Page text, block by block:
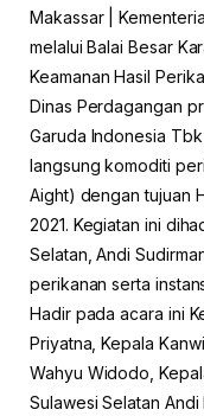
Makassar |
melalui Balai Besar
Keamanan Hasil
Dinas Perdagangan
Garuda Indonesia
langsung komoditi
Aight) dengan tujuan
2021. Kegiatan ini
Selatan, Andi
perikanan serta
Hadir pada acara ini
Priyatna, Kepala
Wahyu Widodo,
Sulawesi Selatan